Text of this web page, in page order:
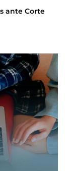
ante Corte